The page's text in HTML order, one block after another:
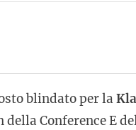
blindato per la
Conference E